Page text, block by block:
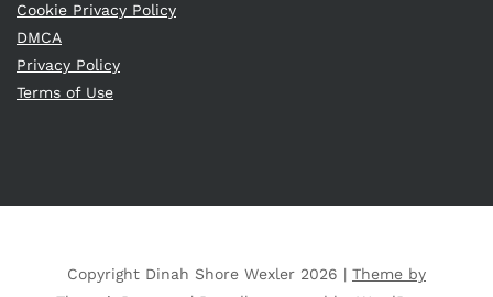
Cookie Privacy Policy
DMCA
Privacy Policy
Terms of Use
Copyright Dinah Shore Wexler 2026 | Theme by